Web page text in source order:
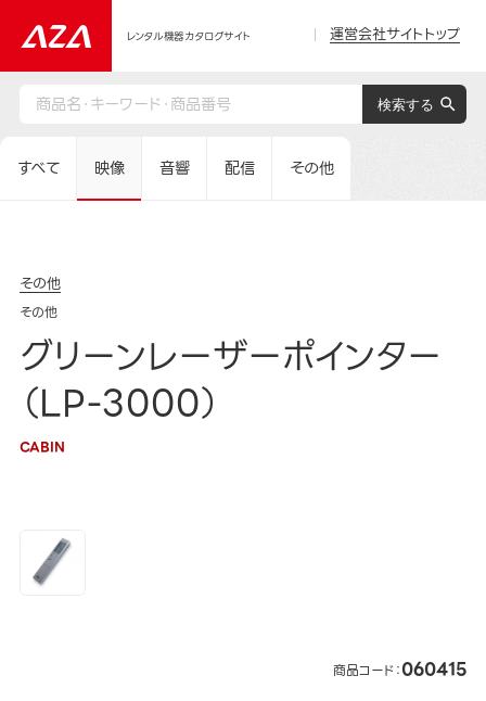
レンタル機器カタログサイト 運営会社サイトトップ
すべて 映像 音響 配信 その他
その他
その他
グリーンレーザーポインター
（LP-3000）
CABIN
商品コード：060415